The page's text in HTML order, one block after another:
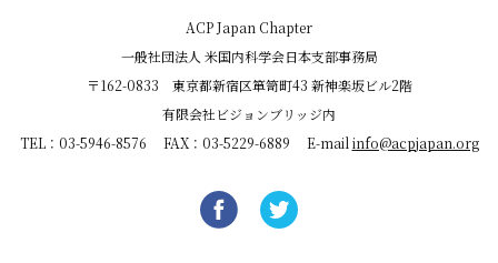
ACP Japan Chapter
一般社団法人 米国内科学会日本支部事務局
〒162-0833 東京都新宿区箪笥町43 新神楽坂ビル2階
有限会社ビジョンブリッジ内
TEL：03-5946-8576 FAX：03-5229-6889 E-mail info@acpjapan.org